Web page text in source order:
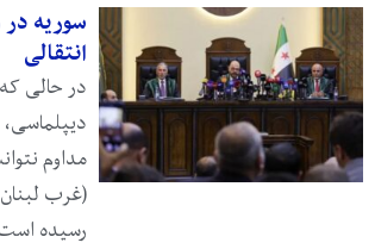
سوریه
انتقالی
در حالی
مداوم
(غرب
رسیده